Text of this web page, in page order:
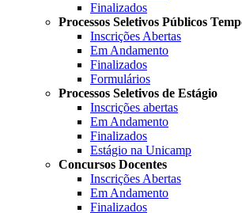
Finalizados
Processos Seletivos Públicos
Inscrições Abertas
Em Andamento
Finalizados
Formulários
Processos Seletivos de Estágio
Inscrições abertas
Em Andamento
Finalizados
Estágio na Unicamp
Concursos Docentes
Inscrições Abertas
Em Andamento
Finalizados